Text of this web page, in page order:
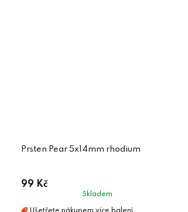
Prsten Pear 5x14mm rhodium
99 Kč
Skladem